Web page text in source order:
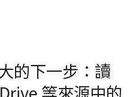
的下一步：讀